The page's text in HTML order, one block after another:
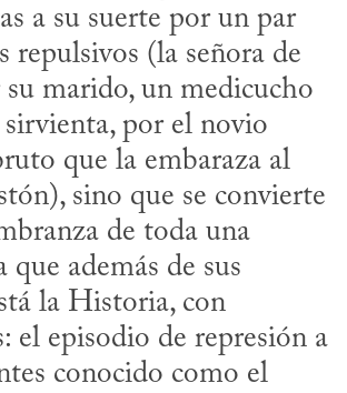
a su suerte por un par
repulsivos (la señora de
su marido, un medicucho
sirvienta, por el novio
que la embaraza al
sino que se convierte
de toda una
que además de sus
la Historia, con
el episodio de represión a
conocido como el